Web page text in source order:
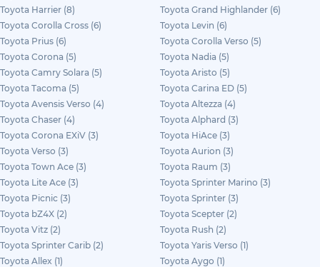
Toyota Harrier (8)
Toyota Grand Highlander (6)
Toyota Corolla Cross (6)
Toyota Levin (6)
Toyota Prius (6)
Toyota Corolla Verso (5)
Toyota Corona (5)
Toyota Nadia (5)
Toyota Camry Solara (5)
Toyota Aristo (5)
Toyota Tacoma (5)
Toyota Carina ED (5)
Toyota Avensis Verso (4)
Toyota Altezza (4)
Toyota Chaser (4)
Toyota Alphard (3)
Toyota Corona EXiV (3)
Toyota HiAce (3)
Toyota Verso (3)
Toyota Aurion (3)
Toyota Town Ace (3)
Toyota Raum (3)
Toyota Lite Ace (3)
Toyota Sprinter Marino (3)
Toyota Picnic (3)
Toyota Sprinter (3)
Toyota bZ4X (2)
Toyota Scepter (2)
Toyota Vitz (2)
Toyota Rush (2)
Toyota Sprinter Carib (2)
Toyota Yaris Verso (1)
Toyota Allex (1)
Toyota Aygo (1)